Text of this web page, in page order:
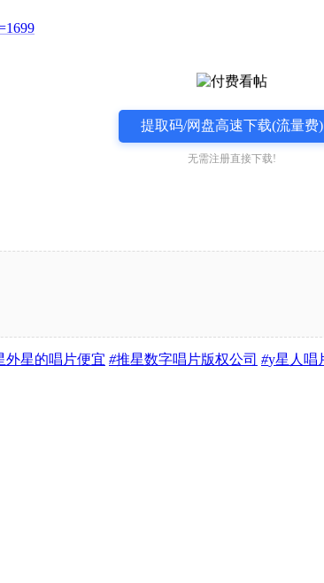
提取码/网盘高速下载(流量费)
无需注册直接下载!
外星的唱片便宜 #推星数字唱片版权公司 #y星人唱